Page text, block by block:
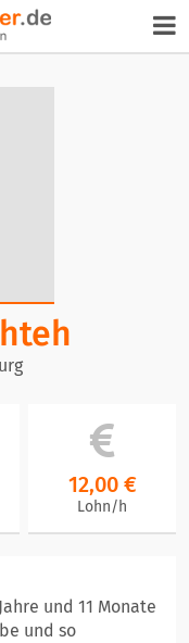
12,00 €
Lohn/h
und 11 Monate
und so